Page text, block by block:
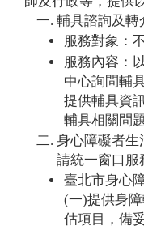
輔具諮詢及轉
服務對象：
服務內容：
中心詢問輔
提供輔具資
輔具相關問題
身心障礙者生
請統一窗口服
臺北市身心
(一)提供身
估項目，備